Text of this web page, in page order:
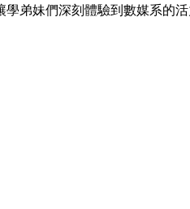
弟妹們深刻體驗到數媒系的